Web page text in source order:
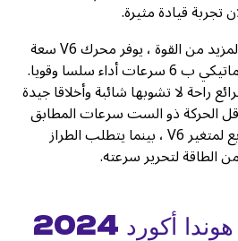
تجربة قيادة مثيرة.
للعملاء الذين يبحثون عن المزيد من القوة ، يوفر محرك V6 سعة
3.5 لتر مع ناقل حركة أوتوماتيكي ب 6 سرعات أداء سلسا وقويا.
راحة لا تشوبها شائبة وأخلاقا جيدة
الحركة ذو الست سرعات المطابق
جيدا الأداء الكريمي والسريع لمتغير V6 ، بينما يتطلب الطراز
الطاقة لتحرير سرعته.
أكورد 2024